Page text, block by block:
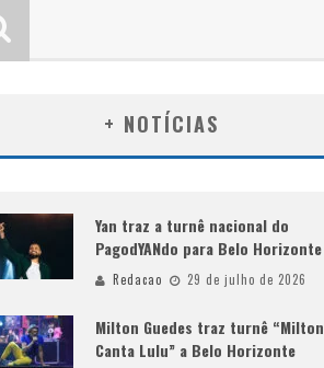
+ NOTÍCIAS
Yan traz a turnê nacional do
PagodYANdo para Belo Horizonte
Redacao 29 de julho de 2026
Milton Guedes traz turnê “Milton
Canta Lulu” a Belo Horizonte